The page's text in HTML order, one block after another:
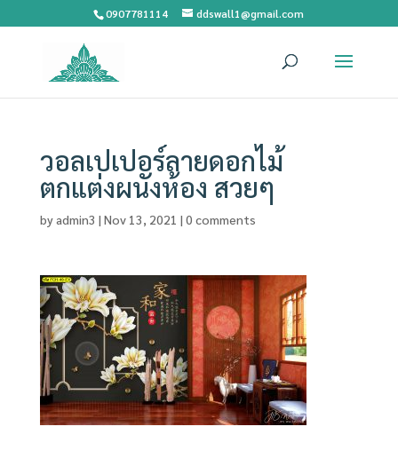
0907781114 ddswall1@gmail.com
วอลเปเปอร์ลายดอกไม้
ตกแต่งผนังห้อง สวยๆ
byadmin3 | Nov 13, 2021 | 0 comments